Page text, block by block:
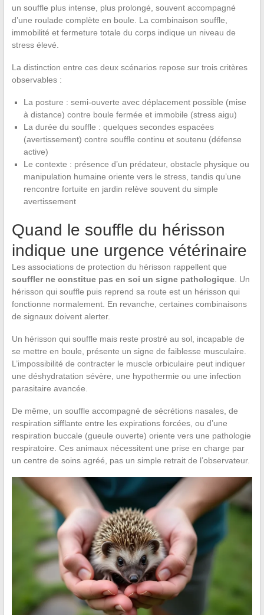
un souffle plus intense, plus prolongé, souvent accompagné
d’une roulade complète en boule. La combinaison souffle,
immobilité et fermeture totale du corps indique un niveau de
stress élevé.
La distinction entre ces deux scénarios repose sur trois critères
observables :
La posture : semi-ouverte avec déplacement possible (mise
à distance) contre boule fermée et immobile (stress aigu)
La durée du souffle : quelques secondes espacées
(avertissement) contre souffle continu et soutenu (défense
active)
Le contexte : présence d’un prédateur, obstacle physique ou
manipulation humaine oriente vers le stress, tandis qu’une
rencontre fortuite en jardin relève souvent du simple
avertissement
Quand le souffle du hérisson
indique une urgence vétérinaire
Les associations de protection du hérisson rappellent que
souffler ne constitue pas en soi un signe pathologique. Un
hérisson qui souffle puis reprend sa route est un hérisson qui
fonctionne normalement. En revanche, certaines combinaisons
de signaux doivent alerter.
Un hérisson qui souffle mais reste prostré au sol, incapable de
se mettre en boule, présente un signe de faiblesse musculaire.
L’impossibilité de contracter le muscle orbiculaire peut indiquer
une déshydratation sévère, une hypothermie ou une infection
parasitaire avancée.
De même, un souffle accompagné de sécrétions nasales, de
respiration sifflante entre les expirations forcées, ou d’une
respiration buccale (gueule ouverte) oriente vers une pathologie
respiratoire. Ces animaux nécessitent une prise en charge par
un centre de soins agréé, pas un simple retrait de l’observateur.